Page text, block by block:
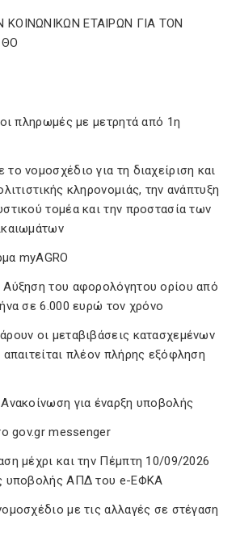
πληρωμές με μετρητά από 1η
νομοσχέδιο για τη διαχείριση και
κληρονομιάς, την ανάπτυξη
τομέα και την προστασία των
myAGRO
του αφορολόγητου ορίου από
σε 6.000 ευρώ τον χρόνο
οι μεταβιβάσεις κατασχεμένων
πλέον πλήρης εξόφληση
για έναρξη υποβολής
gov.gr messenger
μέχρι και την Πέμπτη 10/09/2026
υποβολής ΑΠΔ του e-ΕΦΚΑ
με τις αλλαγές σε στέγαση
ΕΤΑΙΡΩΝ ΓΙΑ ΤΟΝ